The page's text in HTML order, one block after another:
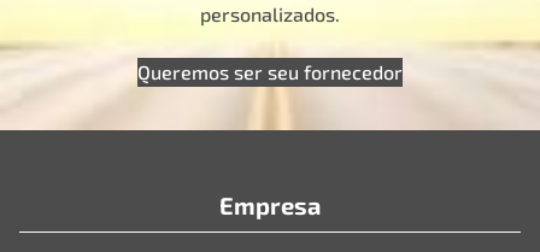
personalizados.
Queremos ser seu fornecedor
Empresa